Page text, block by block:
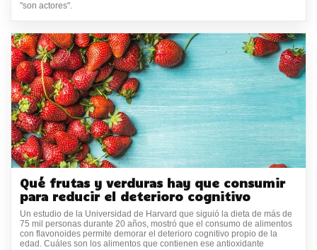
"son actores".
Qué frutas y verduras hay que consumir
para reducir el deterioro cognitivo
Un estudio de la Universidad de Harvard que siguió la dieta de más de
75 mil personas durante 20 años, mostró que el consumo de alimentos
con flavonoides permite demorar el deterioro cognitivo propio de la
edad. Cuáles son los alimentos que contienen ese antioxidante